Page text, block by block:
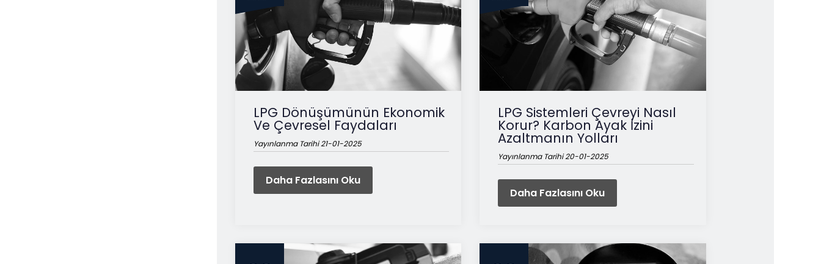
LPG Dönüşümünün Ekonomik
Ve Çevresel Faydaları
Yayınlanma Tarihi 21-01-2025
Daha Fazlasını Oku
LPG Sistemleri Çevreyi Nasıl
Korur? Karbon Ayak İzini
Azaltmanın Yolları
Yayınlanma Tarihi 20-01-2025
Daha Fazlasını Oku